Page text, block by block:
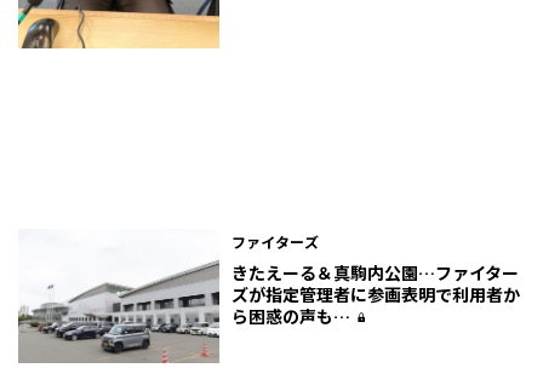
ファイターズ
きたえーる＆真駒内公園…ファイター
ズが指定管理者に参画表明で利用者か
ら困惑の声も…